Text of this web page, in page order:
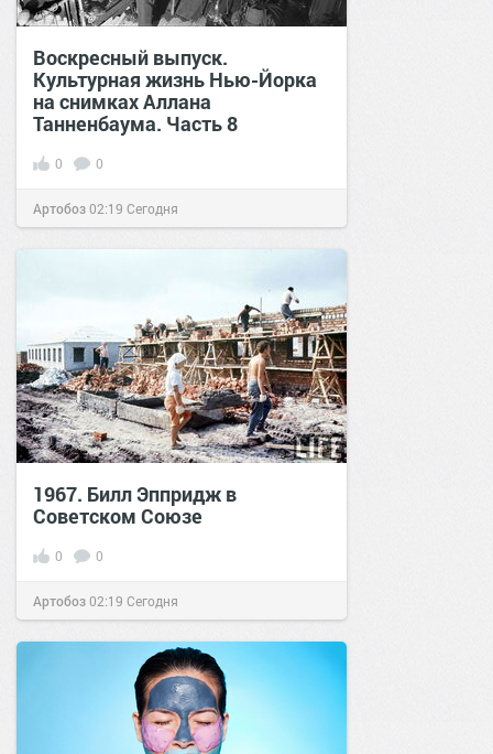
Воскресный выпуск.
Культурная жизнь Нью-Йорка
на снимках Аллана
Танненбаума. Часть 8
0 0
Артобоз02:19 Сегодня
1967. Билл Эппридж в
Советском Союзе
0 0
Артобоз02:19 Сегодня